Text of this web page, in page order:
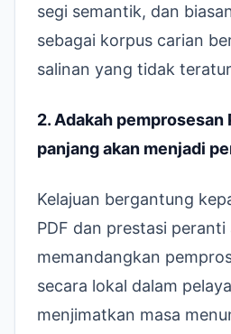
segi semantik, dan
sebagai korpus carian
salinan yang tidak
2. Adakah pemprosesan
panjang akan menjadi
Kelajuan bergantung
PDF dan prestasi
memandangkan
secara lokal dalam
menjimatkan masa